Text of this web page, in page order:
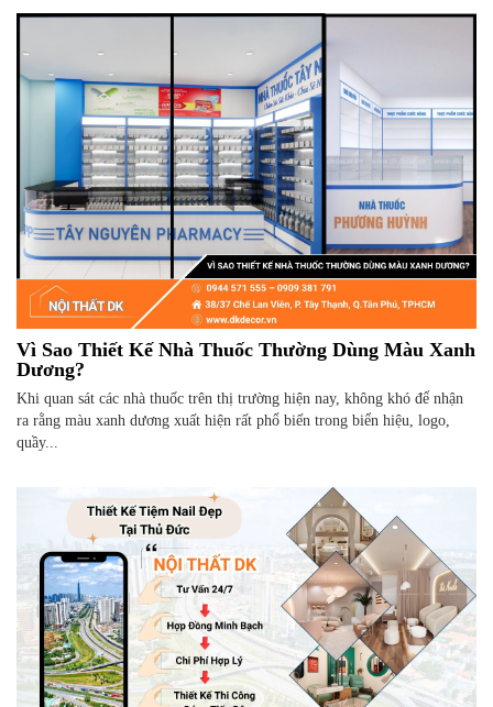
Vì Sao Thiết Kế Nhà Thuốc Thường Dùng Màu Xanh
Dương?
Khi quan sát các nhà thuốc trên thị trường hiện nay, không khó để nhận
ra rằng màu xanh dương xuất hiện rất phổ biến trong biển hiệu, logo,
quầy...